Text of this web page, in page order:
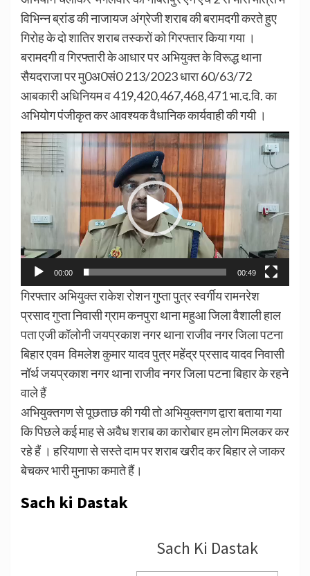
विभिन्न ब्रांड की नाजायज अंग्रेजी शराब की बरामदगी करते हुए
गिरोह के दो शातिर शराब तस्करों को गिरफ्तार किया गया ।
बरामदगी व गिरफ्तारी के आधार पर अभियुक्त के विरूद्ध थाना
सैयदराजा पर मु0अ0सं0 213/2023 धारा 60/63/72
आबकारी अधिनियम व 419,420,467,468,471 भा.द.वि. का
अभियोग पंजीकृत कर आवश्यक वैधानिक कार्यवाही की गयी ।
Video
Player
00:00 00:49
गिरफ्तार अभियुक्त राकेश रोशन गुप्ता पुत्र स्वर्गीय रामनरेश
प्रसाद गुप्ता निवासी ग्राम कनपुरा थाना महुआ जिला वैशाली हाल
पता एजी कॉलोनी जयप्रकाश नगर थाना राजीव नगर जिला पटना
बिहार एवम विमलेश कुमार यादव पुत्र महेंद्र प्रसाद यादव निवासी
नॉर्थ जयप्रकाश नगर थाना राजीव नगर जिला पटना बिहार के रहने
वाले हैं
अभियुक्तगण से पूछताछ की गयी तो अभियुक्तगण द्वारा बताया गया
कि पिछले कई माह से अवैध शराब का कारोबार हम लोग मिलकर कर
रहे हैं । हरियाणा से सस्ते दाम पर शराब खरीद कर बिहार ले जाकर
बेचकर भारी मुनाफा कमाते हैं।
Sach ki Dastak
Sach Ki Dastak